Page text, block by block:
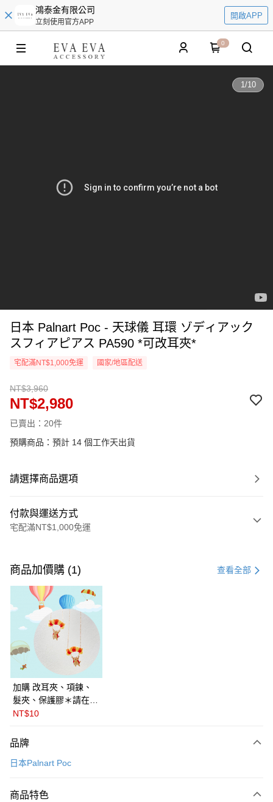
鴻泰金有限公司
立刻使用官方APP
開啟APP
0
1/10
日本 Palnart Poc - 天球儀 耳環 ゾディアック
スフィアピアス PA590 *可改耳夾*
宅配滿NT$1,000免運 國家/地區配送
NT$3,960
NT$2,980
已賣出：20件
預購商品：預計 14 個工作天出貨
請選擇商品選項
付款與運送方式
宅配滿NT$1,000免運
信用卡一次付款
LINE Pay
Apple Pay
Google Pay
全盈+PAY
ATM付款
每筆NT$60
付款後萊爾富取貨
商品加價購 (1) 查看全部
加購 改耳夾、項鍊、
髮夾、保護膠＊請在訂
單備註商品及欲修改的
PalnartPoc + 🇬🇧英國
FABLE 寓言
NT$10
品牌
日本Palnart Poc
商品特色